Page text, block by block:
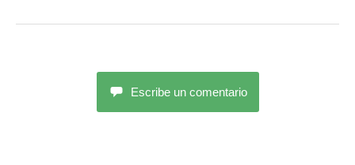
Escribe un comentario